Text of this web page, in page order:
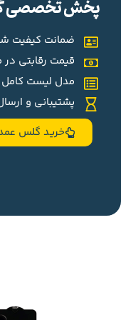
پخش تخصصی
ضمانت کیفیت
قیمت رقابتی در
مدل لیست کامل
پشتیبانی و
خرید گلس